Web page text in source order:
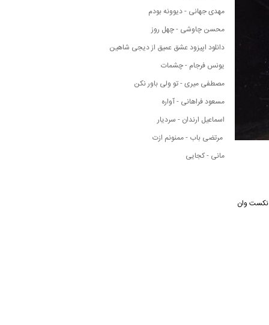
نکست وان
مهدی جهانی - دیوونه بودم
محسن چاوشی - چهل روز
دانلود اپیزود عشق عمیق از دیجی شاهین
یونس فرجام - چشمات
مصطفی میری - تو ولی باور نکن
مسعود فراهانی - آواره
اسماعیل ارندان - سردیار
مرتضی باب - ممنونم ازت
مانی - کجایی